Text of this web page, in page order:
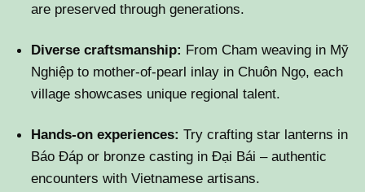
are preserved through generations.
Diverse craftsmanship: From Cham weaving in Mỹ
Nghiệp to mother-of-pearl inlay in Chuôn Ngọ, each
village showcases unique regional talent.
Hands-on experiences: Try crafting star lanterns in
Báo Đáp or bronze casting in Đại Bái – authentic
encounters with Vietnamese artisans.